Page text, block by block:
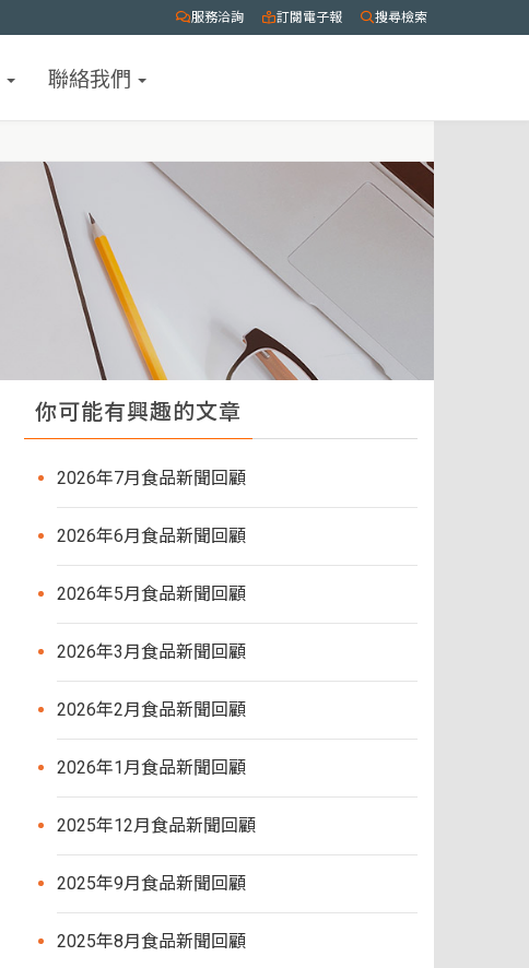
服務洽詢 訂閱電子報 搜尋檢索
聯絡我們
你可能有興趣的文章
2026年7月食品新聞回顧
2026年6月食品新聞回顧
2026年5月食品新聞回顧
2026年3月食品新聞回顧
2026年2月食品新聞回顧
2026年1月食品新聞回顧
2025年12月食品新聞回顧
2025年9月食品新聞回顧
2025年8月食品新聞回顧